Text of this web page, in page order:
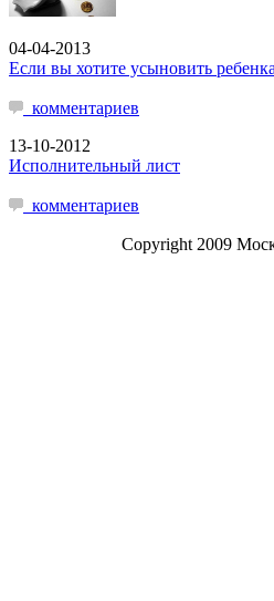
04-04-2013
Если вы хотите усыновить ребенка
комментариев
13-10-2012
Исполнительный лист
комментариев
Copyright 2009